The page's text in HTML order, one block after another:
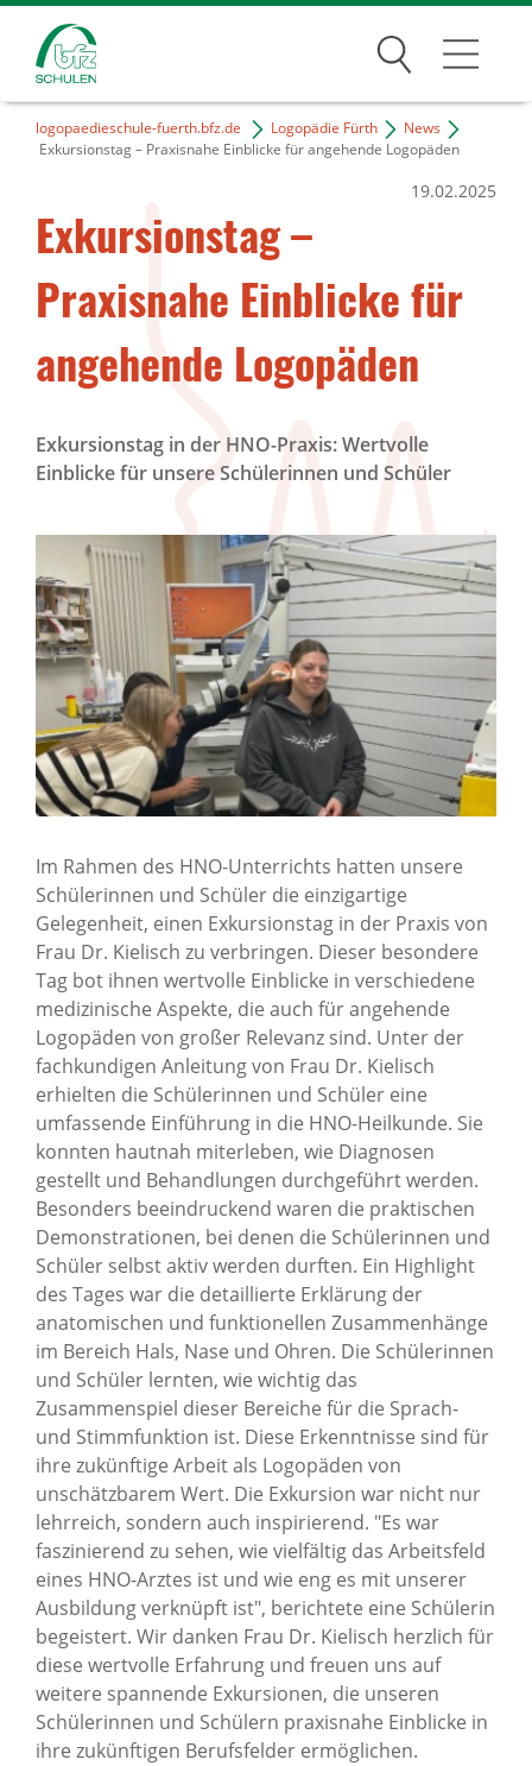
Suchen
Traumberufe
Infos
Jobs
logopaedieschule-fuerth.bfz.de Logopädie Fürth
News
Exkursionstag – Praxisnahe Einblicke für angehende Logopäden
Exkursionstag –
Praxisnahe Einblicke für
angehende Logopäden
19.02.2025
Exkursionstag in der HNO-Praxis: Wertvolle
Einblicke für unsere Schülerinnen und Schüler
Im Rahmen des HNO-Unterrichts hatten unsere
Schülerinnen und Schüler die einzigartige
Gelegenheit, einen Exkursionstag in der Praxis von
Frau Dr. Kielisch zu verbringen. Dieser besondere
Tag bot ihnen wertvolle Einblicke in verschiedene
medizinische Aspekte, die auch für angehende
Logopäden von großer Relevanz sind. Unter der
fachkundigen Anleitung von Frau Dr. Kielisch
erhielten die Schülerinnen und Schüler eine
umfassende Einführung in die HNO-Heilkunde. Sie
konnten hautnah miterleben, wie Diagnosen
gestellt und Behandlungen durchgeführt werden.
Besonders beeindruckend waren die praktischen
Demonstrationen, bei denen die Schülerinnen und
Schüler selbst aktiv werden durften. Ein Highlight
des Tages war die detaillierte Erklärung der
anatomischen und funktionellen Zusammenhänge
im Bereich Hals, Nase und Ohren. Die Schülerinnen
und Schüler lernten, wie wichtig das
Zusammenspiel dieser Bereiche für die Sprach-
und Stimmfunktion ist. Diese Erkenntnisse sind für
ihre zukünftige Arbeit als Logopäden von
unschätzbarem Wert. Die Exkursion war nicht nur
lehrreich, sondern auch inspirierend. "Es war
faszinierend zu sehen, wie vielfältig das Arbeitsfeld
eines HNO-Arztes ist und wie eng es mit unserer
Ausbildung verknüpft ist", berichtete eine Schülerin
begeistert. Wir danken Frau Dr. Kielisch herzlich für
diese wertvolle Erfahrung und freuen uns auf
weitere spannende Exkursionen, die unseren
Schülerinnen und Schülern praxisnahe Einblicke in
ihre zukünftigen Berufsfelder ermöglichen.